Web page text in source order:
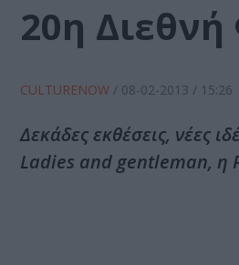
20η
CULTURENOW / 08-02-2013 / 15:26
Δεκάδες εκθέσεις, νέες
Ladies and gentleman, η